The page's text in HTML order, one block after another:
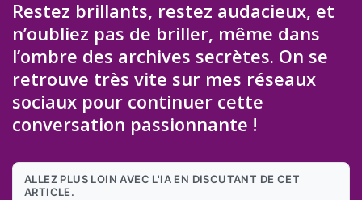
Restez brillants, restez audacieux, et
n’oubliez pas de briller, même dans
l’ombre des archives secrètes. On se
retrouve très vite sur mes réseaux
sociaux pour continuer cette
conversation passionnante !
ALLEZ PLUS LOIN AVEC L'IA EN DISCUTANT DE CET
ARTICLE.